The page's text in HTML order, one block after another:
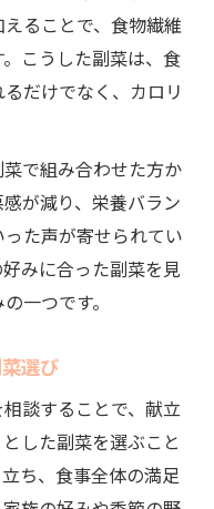
ることで、食物繊維
こうした副菜は、食
だけでなく、カロリ
で組み合わせた方か
が減り、栄養バラン
た声が寄せられてい
みに合った副菜を見
一つです。
選び
談することで、献立
した副菜を選ぶこと
ち、食事全体の満足